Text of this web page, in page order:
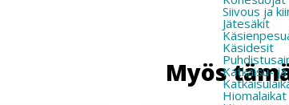
Siivous ja
Jätesäkit
Käsidesit
Katkaisu-
Hiomalaikat
Myös